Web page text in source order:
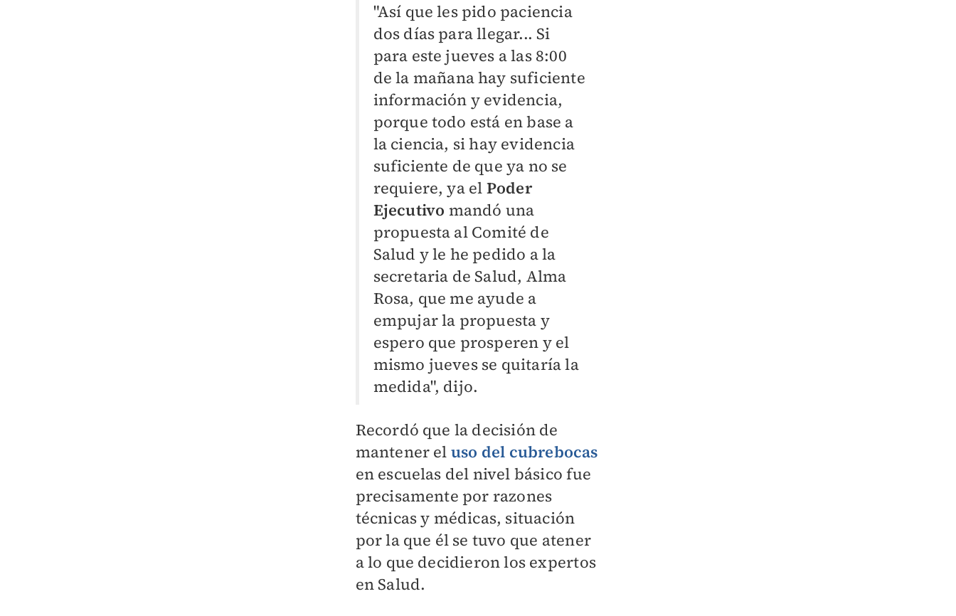
"Así que les pido paciencia
dos días para llegar... Si
para este jueves a las 8:00
de la mañana hay suficiente
información y evidencia,
porque todo está en base a
la ciencia, si hay evidencia
suficiente de que ya no se
requiere, ya el Poder
Ejecutivo mandó una
propuesta al Comité de
Salud y le he pedido a la
secretaria de Salud, Alma
Rosa, que me ayude a
empujar la propuesta y
espero que prosperen y el
mismo jueves se quitaría la
medida", dijo.
Recordó que la decisión de
mantener el uso del cubrebocas
en escuelas del nivel básico fue
precisamente por razones
técnicas y médicas, situación
por la que él se tuvo que atener
a lo que decidieron los expertos
en Salud.